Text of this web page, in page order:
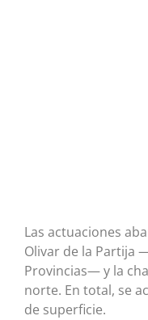
Las actuaciones
Olivar de la Partija
Provincias— y la
norte. En total, se
de superficie.